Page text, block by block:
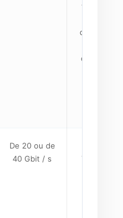
webcams,
d'accueil
commun
De 20 ou de
40 Gbit / s